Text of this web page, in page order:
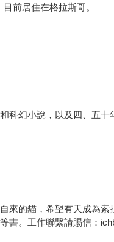
前居住在格拉斯哥。
科幻小說，以及四、五
的貓，希望有天成為索
。工作聯繫請賜信：